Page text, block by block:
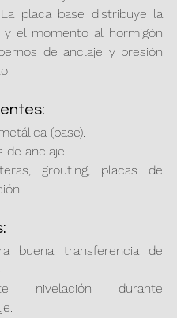
placa base distribuye la
y el momento al hormigón
de anclaje y presión
(base).
de anclaje.
grouting, placas de
buena transferencia de
nivelación durante